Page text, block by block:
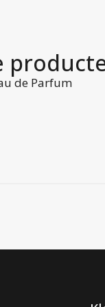
de Parfum